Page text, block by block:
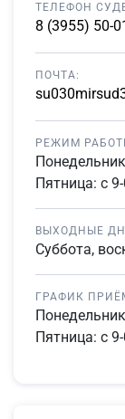
ТЕЛЕФОН
8 (3955) 50-
ПОЧТА:
РЕЖИМ
Пятница: с
ВЫХОДНЫЕ
Суббота,
ГРАФИК
Пятница: с